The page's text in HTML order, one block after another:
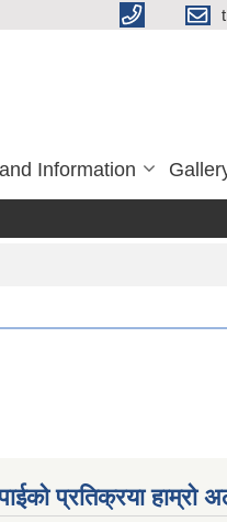
Information
प्रतिक्रया हाम्रो